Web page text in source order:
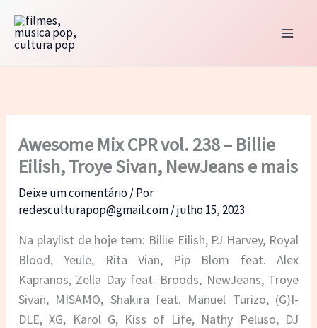
para
Awesome Mix CPR vol. 238 – Billie
Eilish, Troye Sivan, NewJeans e mais
Deixe um comentário/ Por
redesculturapop@gmail.com/julho 15, 2023
Na playlist de hoje tem: Billie Eilish, PJ Harvey, Royal
Blood, Yeule, Rita Vian, Pip Blom feat. Alex
Kapranos, Zella Day feat. Broods, NewJeans, Troye
Sivan, MISAMO, Shakira feat. Manuel Turizo, (G)I-
DLE, XG, Karol G, Kiss of Life, Nathy Peluso, DJ